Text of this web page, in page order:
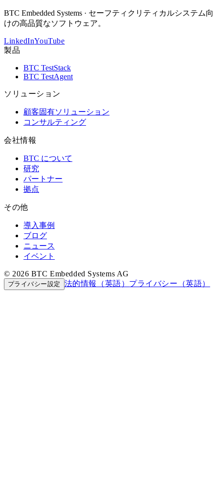
BTC Embedded Systems · セーフティクリティカルシステム向
けの高品質なソフトウェア。
LinkedInYouTube
製品
BTC TestStack
BTC TestAgent
ソリューション
顧客固有ソリューション
コンサルティング
会社情報
BTC について
研究
パートナー
拠点
その他
導入事例
ブログ
ニュース
イベント
© 2026 BTC Embedded Systems AG
プライバシー設定 法的情報（英語） プライバシー（英語）